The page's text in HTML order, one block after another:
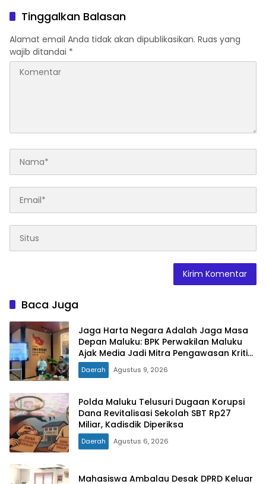
Tinggalkan Balasan
Alamat email Anda tidak akan dipublikasikan. Ruas yang
wajib ditandai *
Baca Juga
Jaga Harta Negara Adalah Jaga Masa
Depan Maluku: BPK Perwakilan Maluku
Ajak Media Jadi Mitra Pengawasan Kritis
dan Berimbang
Daerah Agustus 9, 2026
Polda Maluku Telusuri Dugaan Korupsi
Dana Revitalisasi Sekolah SBT Rp27
Miliar, Kadisdik Diperiksa
Daerah Agustus 6, 2026
Mahasiswa Ambalau Desak DPRD Keluar